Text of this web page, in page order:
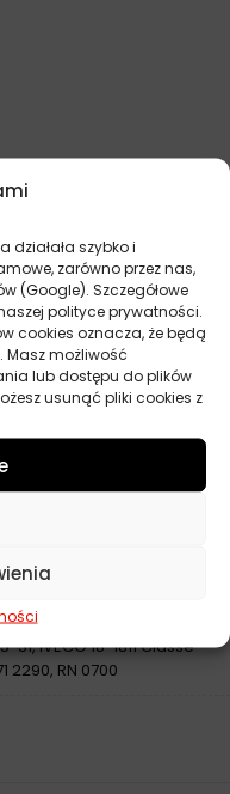
działała szybko i
zarówno przez nas,
(Google). Szczegółowe
polityce prywatności.
cookies oznacza, że będą
Masz możliwość
lub dostępu do plików
usunąć pliki cookies z
osobowe
S1, IVECO 18-1811 Classe
2290, RN 0700